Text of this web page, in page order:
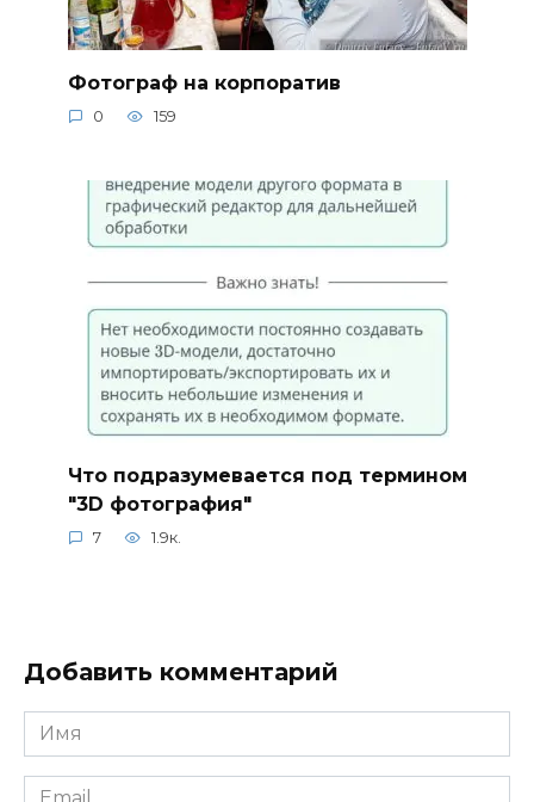
Фотограф на корпоратив
0 159
Что подразумевается под термином
"3D фотография"
7 1.9к.
Добавить комментарий
Имя
*
Email